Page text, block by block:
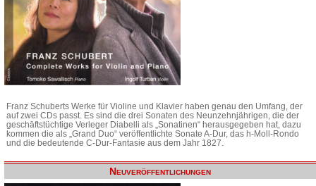
Franz Schuberts Werke für Violine und Klavier haben genau den Umfang, der
auf zwei CDs passt. Es sind die drei Sonaten des Neunzehnjährigen, die der
geschäftstüchtige Verleger Diabelli als „Sonatinen“ herausgegeben hat, dazu
kommen die als „Grand Duo“ veröffentlichte Sonate A-Dur, das h-Moll-Rondo
und die bedeutende C-Dur-Fantasie aus dem Jahr 1827.
Neuveröffentlichungen